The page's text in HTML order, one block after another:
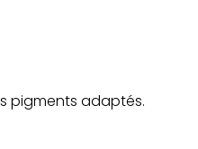
pigments adaptés.